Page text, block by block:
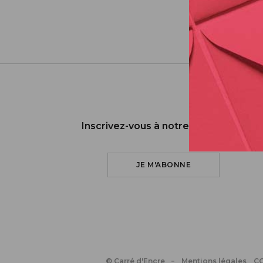
Inscrivez-vous à notre newsletter
JE M'ABONNE
© Carré d'Encre Mentions légales